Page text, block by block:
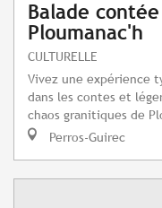
Balade
Ploumanac'h
CULTURELLE
Vivez une expérience
dans les contes et
chaos granitiques de
Perros-Guirec